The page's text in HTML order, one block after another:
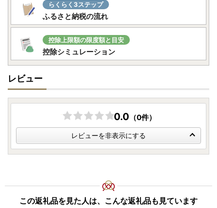
らくらく3ステップ
ふるさと納税の流れ
控除上限額の限度額と目安
控除シミュレーション
レビュー
0.0 （0件）
レビューを非表示にする
この返礼品を見た人は、こんな返礼品も見ています